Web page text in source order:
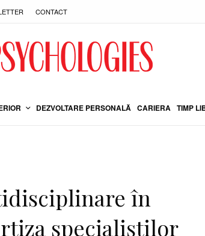
CONTACT
DEZVOLTARE PERSONALĂ CARIERA TIMP
în
specialiștilor